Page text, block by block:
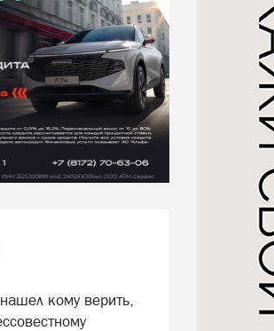
кому верить,